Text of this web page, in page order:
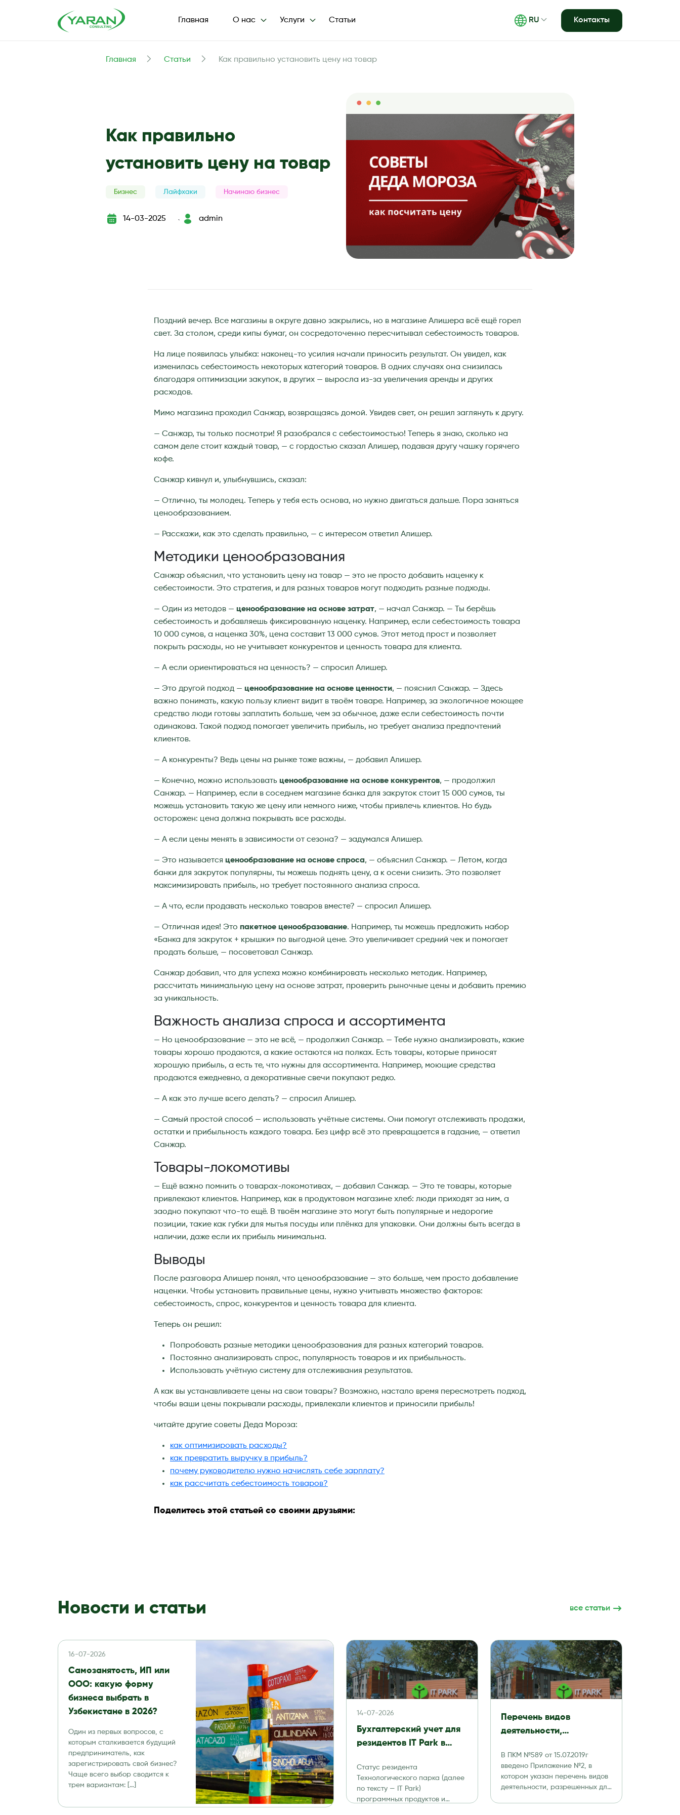
Главная О нас Услуги Статьи RU Контакты
Главная Статьи Как правильно установить цену на товар
Как правильно
установить цену на товар
Бизнес Лайфхаки Начинаю бизнес
14-03-2025
`
admin
Поздний вечер. Все магазины в округе давно закрылись, но в магазине Алишера всё ещё горел
свет. За столом, среди кипы бумаг, он сосредоточенно пересчитывал себестоимость товаров.
На лице появилась улыбка: наконец-то усилия начали приносить результат. Он увидел, как
изменилась себестоимость некоторых категорий товаров. В одних случаях она снизилась
благодаря оптимизации закупок, в других — выросла из-за увеличения аренды и других
расходов.
Мимо магазина проходил Санжар, возвращаясь домой. Увидев свет, он решил заглянуть к другу.
— Санжар, ты только посмотри! Я разобрался с себестоимостью! Теперь я знаю, сколько на
самом деле стоит каждый товар, — с гордостью сказал Алишер, подавая другу чашку горячего
кофе.
Санжар кивнул и, улыбнувшись, сказал:
— Отлично, ты молодец. Теперь у тебя есть основа, но нужно двигаться дальше. Пора заняться
ценообразованием.
— Расскажи, как это сделать правильно, — с интересом ответил Алишер.
Методики ценообразования
Санжар объяснил, что установить цену на товар — это не просто добавить наценку к
себестоимости. Это стратегия, и для разных товаров могут подходить разные подходы.
— Один из методов — ценообразование на основе затрат, — начал Санжар. — Ты берёшь
себестоимость и добавляешь фиксированную наценку. Например, если себестоимость товара
10 000 сумов, а наценка 30%, цена составит 13 000 сумов. Этот метод прост и позволяет
покрыть расходы, но не учитывает конкурентов и ценность товара для клиента.
— А если ориентироваться на ценность? — спросил Алишер.
— Это другой подход — ценообразование на основе ценности, — пояснил Санжар. — Здесь
важно понимать, какую пользу клиент видит в твоём товаре. Например, за экологичное моющее
средство люди готовы заплатить больше, чем за обычное, даже если себестоимость почти
одинакова. Такой подход помогает увеличить прибыль, но требует анализа предпочтений
клиентов.
— А конкуренты? Ведь цены на рынке тоже важны, — добавил Алишер.
— Конечно, можно использовать ценообразование на основе конкурентов, — продолжил
Санжар. — Например, если в соседнем магазине банка для закруток стоит 15 000 сумов, ты
можешь установить такую же цену или немного ниже, чтобы привлечь клиентов. Но будь
осторожен: цена должна покрывать все расходы.
— А если цены менять в зависимости от сезона? — задумался Алишер.
— Это называется ценообразование на основе спроса, — объяснил Санжар. — Летом, когда
банки для закруток популярны, ты можешь поднять цену, а к осени снизить. Это позволяет
максимизировать прибыль, но требует постоянного анализа спроса.
— А что, если продавать несколько товаров вместе? — спросил Алишер.
— Отличная идея! Это пакетное ценообразование. Например, ты можешь предложить набор
«Банка для закруток + крышки» по выгодной цене. Это увеличивает средний чек и помогает
продать больше, — посоветовал Санжар.
Санжар добавил, что для успеха можно комбинировать несколько методик. Например,
рассчитать минимальную цену на основе затрат, проверить рыночные цены и добавить премию
за уникальность.
Важность анализа спроса и ассортимента
— Но ценообразование — это не всё, — продолжил Санжар. — Тебе нужно анализировать, какие
товары хорошо продаются, а какие остаются на полках. Есть товары, которые приносят
хорошую прибыль, а есть те, что нужны для ассортимента. Например, моющие средства
продаются ежедневно, а декоративные свечи покупают редко.
— А как это лучше всего делать? — спросил Алишер.
— Самый простой способ — использовать учётные системы. Они помогут отслеживать продажи,
остатки и прибыльность каждого товара. Без цифр всё это превращается в гадание, — ответил
Санжар.
Товары-локомотивы
— Ещё важно помнить о товарах-локомотивах, — добавил Санжар. — Это те товары, которые
привлекают клиентов. Например, как в продуктовом магазине хлеб: люди приходят за ним, а
заодно покупают что-то ещё. В твоём магазине это могут быть популярные и недорогие
позиции, такие как губки для мытья посуды или плёнка для упаковки. Они должны быть всегда в
наличии, даже если их прибыль минимальна.
Выводы
После разговора Алишер понял, что ценообразование — это больше, чем просто добавление
наценки. Чтобы установить правильные цены, нужно учитывать множество факторов:
себестоимость, спрос, конкурентов и ценность товара для клиента.
Теперь он решил:
Попробовать разные методики ценообразования для разных категорий товаров.
Постоянно анализировать спрос, популярность товаров и их прибыльность.
Использовать учётную систему для отслеживания результатов.
А как вы устанавливаете цены на свои товары? Возможно, настало время пересмотреть подход,
чтобы ваши цены покрывали расходы, привлекали клиентов и приносили прибыль!
читайте другие советы Деда Мороза:
как оптимизировать расходы?
как превратить выручку в прибыль?
почему руководителю нужно начислять себе зарплату?
как рассчитать себестоимость товаров?
Поделитесь этой статьей со своими друзьями:
Новости и статьи все статьи
16-07-2026
Самозанятость, ИП или
ООО: какую форму
бизнеса выбрать в
Узбекистане в 2026?
Один из первых вопросов, с
которым сталкивается будущий
предприниматель, как
зарегистрировать свой бизнес?
Чаще всего выбор сводится к
трем вариантам: […]
14-07-2026
Бухгалтерский учет для
резидентов IT Park в
налоги, отчетность и
Статус резидента
Технологического парка (далее
по тексту — IT Park)
программных продуктов и
Перечень видов
деятельности,
осуществлению
резидентами
Технологического парка
В ПКМ №589 от 15.07.2019г
введено Приложение №2, в
котором указан перечень видов
деятельности, разрешенных для